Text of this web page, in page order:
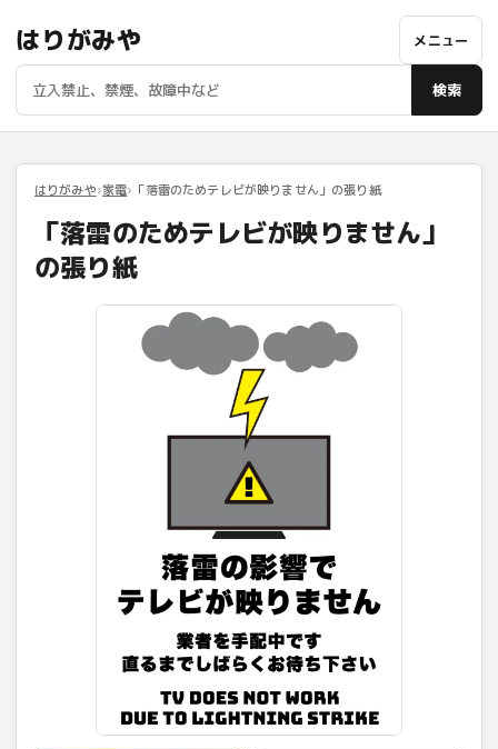
はりがみや
検索
メニュー
はりがみや 家電 「落雷のためテレビが映りません」の張り紙
「落雷のためテレビが映りません」
の張り紙